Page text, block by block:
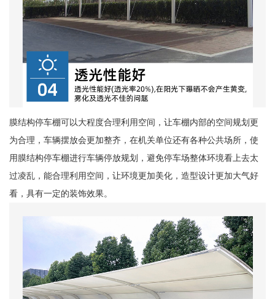
膜结构停车棚可以大程度合理利用空间，让车棚内部的空间规划更
为合理，车辆摆放会更加整齐，在机关单位还有各种公共场所，使
用膜结构停车棚进行车辆停放规划，避免停车场整体环境看上去太
过凌乱，能合理利用空间，让环境更加美化，造型设计更加大气好
看，具有一定的装饰效果。